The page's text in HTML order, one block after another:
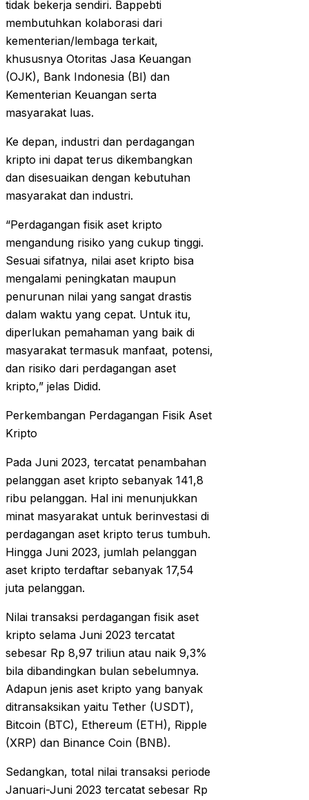
tidak bekerja sendiri. Bappebti
membutuhkan kolaborasi dari
kementerian/lembaga terkait,
khususnya Otoritas Jasa Keuangan
(OJK), Bank Indonesia (BI) dan
Kementerian Keuangan serta
masyarakat luas.
Ke depan, industri dan perdagangan
kripto ini dapat terus dikembangkan
dan disesuaikan dengan kebutuhan
masyarakat dan industri.
“Perdagangan fisik aset kripto
mengandung risiko yang cukup tinggi.
Sesuai sifatnya, nilai aset kripto bisa
mengalami peningkatan maupun
penurunan nilai yang sangat drastis
dalam waktu yang cepat. Untuk itu,
diperlukan pemahaman yang baik di
masyarakat termasuk manfaat, potensi,
dan risiko dari perdagangan aset
kripto,” jelas Didid.
Perkembangan Perdagangan Fisik Aset
Kripto
Pada Juni 2023, tercatat penambahan
pelanggan aset kripto sebanyak 141,8
ribu pelanggan. Hal ini menunjukkan
minat masyarakat untuk berinvestasi di
perdagangan aset kripto terus tumbuh.
Hingga Juni 2023, jumlah pelanggan
aset kripto terdaftar sebanyak 17,54
juta pelanggan.
Nilai transaksi perdagangan fisik aset
kripto selama Juni 2023 tercatat
sebesar Rp 8,97 triliun atau naik 9,3%
bila dibandingkan bulan sebelumnya.
Adapun jenis aset kripto yang banyak
ditransaksikan yaitu Tether (USDT),
Bitcoin (BTC), Ethereum (ETH), Ripple
(XRP) dan Binance Coin (BNB).
Sedangkan, total nilai transaksi periode
Januari-Juni 2023 tercatat sebesar Rp